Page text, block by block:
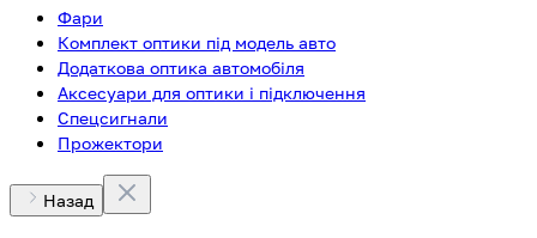
Фари
Комплект оптики під модель авто
Додаткова оптика автомобіля
Аксесуари для оптики і підключення
Спецсигнали
Прожектори
Назад